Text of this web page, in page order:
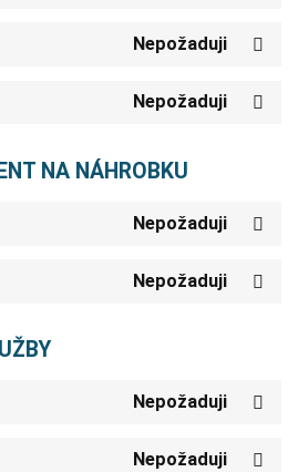
Nepožaduji
Nepožaduji
NA NÁHROBKU
Nepožaduji
Nepožaduji
Nepožaduji
Nepožaduji